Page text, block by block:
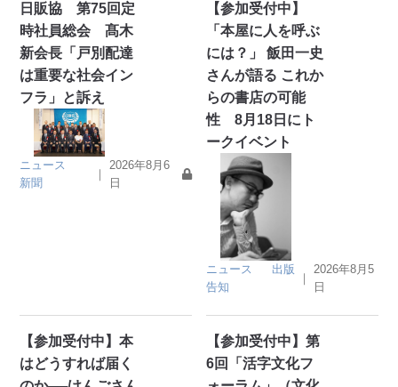
日販協 第75回定
時社員総会 髙木
新会長「戸別配達
は重要な社会イン
フラ」と訴え
ニュース
新聞
｜
2026年8月6
日
【参加受付中】
「本屋に人を呼ぶ
には？」 飯田一史
さんが語る これか
らの書店の可能
性 8月18日にト
ークイベント
ニュース
出版
告知
｜
2026年8月5
日
【参加受付中】本
はどうすれば届く
【参加受付中】第
6回「活字文化フ